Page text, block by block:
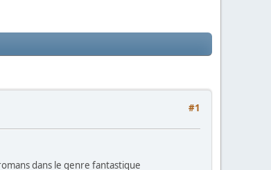
#1
dans le genre fantastique